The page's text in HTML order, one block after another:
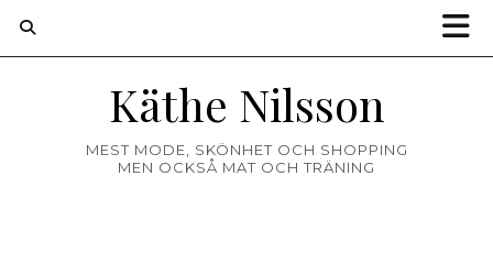
Käthe Nilsson
MEST MODE, SKÖNHET OCH SHOPPING
MEN OCKSÅ MAT OCH TRÄNING